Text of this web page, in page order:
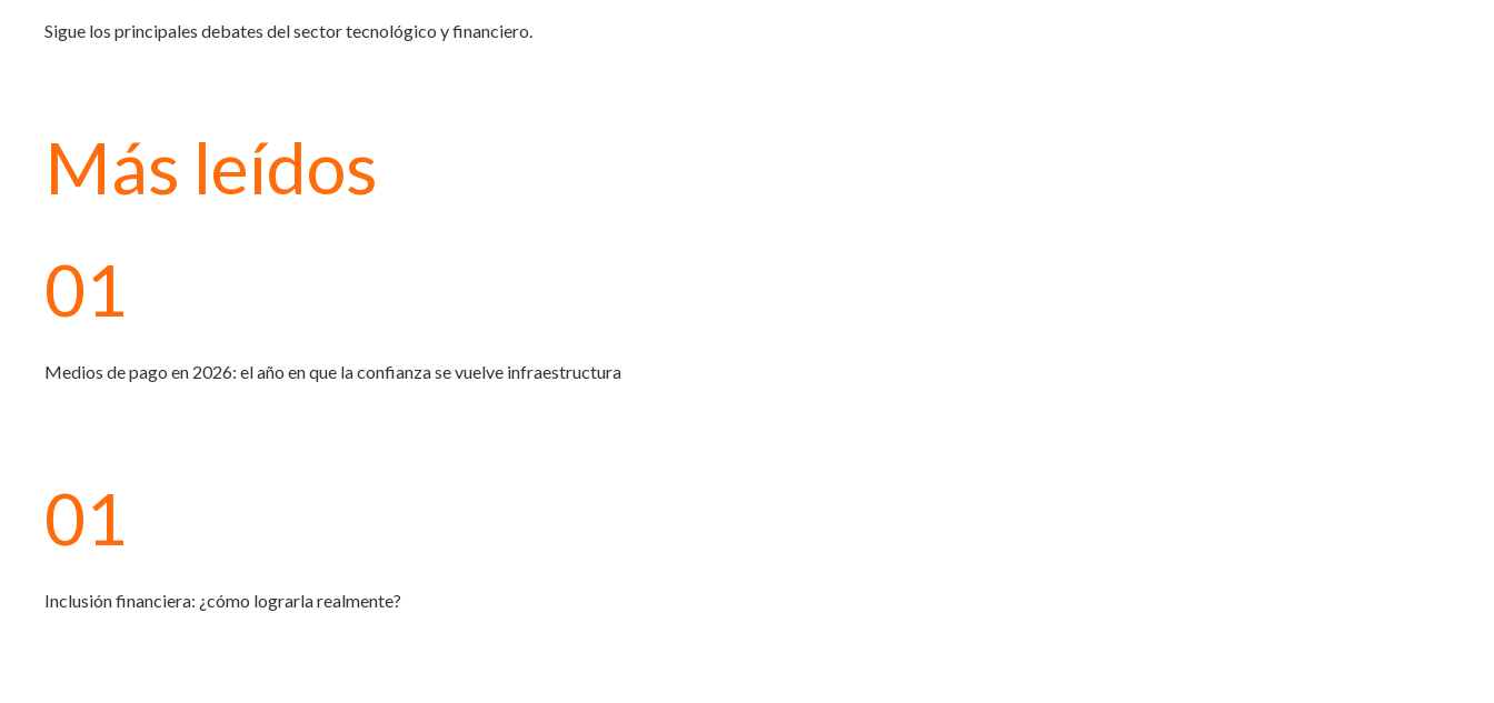
Sigue los principales debates del sector tecnológico y financiero.
Más leídos
01
Medios de pago en 2026: el año en que la confianza se vuelve infraestructura
01
Inclusión financiera: ¿cómo lograrla realmente?